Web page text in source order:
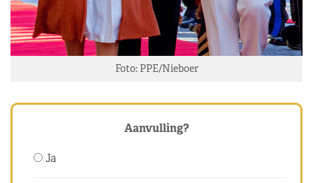
Foto: PPE/Nieboer
Aanvulling?
Ja